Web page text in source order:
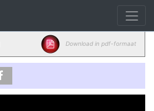
Download in pdf-formaat